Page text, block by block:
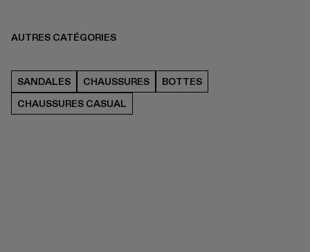
AUTRES CATÉGORIES
SANDALES CHAUSSURES
BOTTES
CHAUSSURES CASUAL